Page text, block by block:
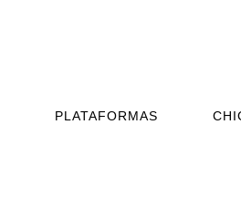
PLATAFORMAS